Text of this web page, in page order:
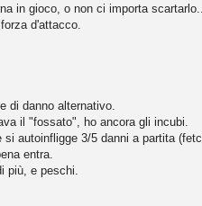
in gioco, o non ci importa
d'attacco.
di danno alternativo.
il "fossato", ho ancora gli incubi.
autoinfligge 3/5 danni a partita
entra.
più, e peschi.